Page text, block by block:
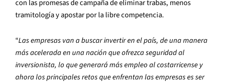
con las promesas de campaña de eliminar trabas, menos
tramitología y apostar por la libre competencia.
“Las empresas van a buscar invertir en el país, de una manera
más acelerada en una nación que ofrezca seguridad al
inversionista, lo que generará más empleo al costarricense y
ahora los principales retos que enfrentan las empresas es ser